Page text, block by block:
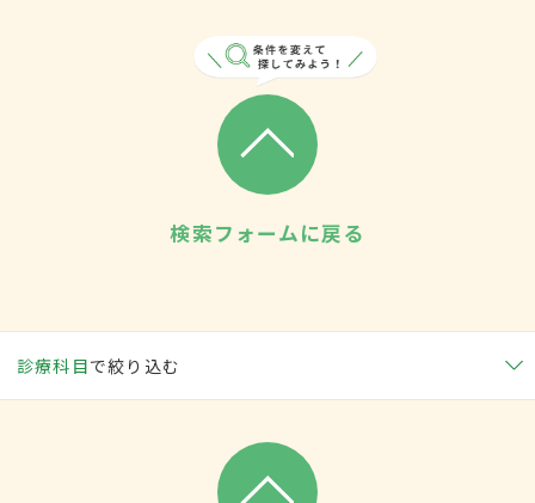
検索フォームに戻る
診療科目で絞り込む